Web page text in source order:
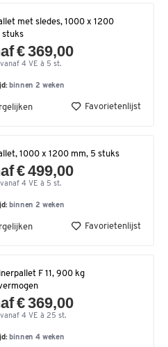
met sledes, 1000 x 1200
stuks
€ 369,00
4 VE à 5 st.
binnen 2 weken
Favorietenlijst
1000 x 1200 mm, 5 stuks
€ 499,00
4 VE à 5 st.
binnen 2 weken
Favorietenlijst
F 11, 900 kg
€ 369,00
4 VE à 25 st.
binnen 4 weken